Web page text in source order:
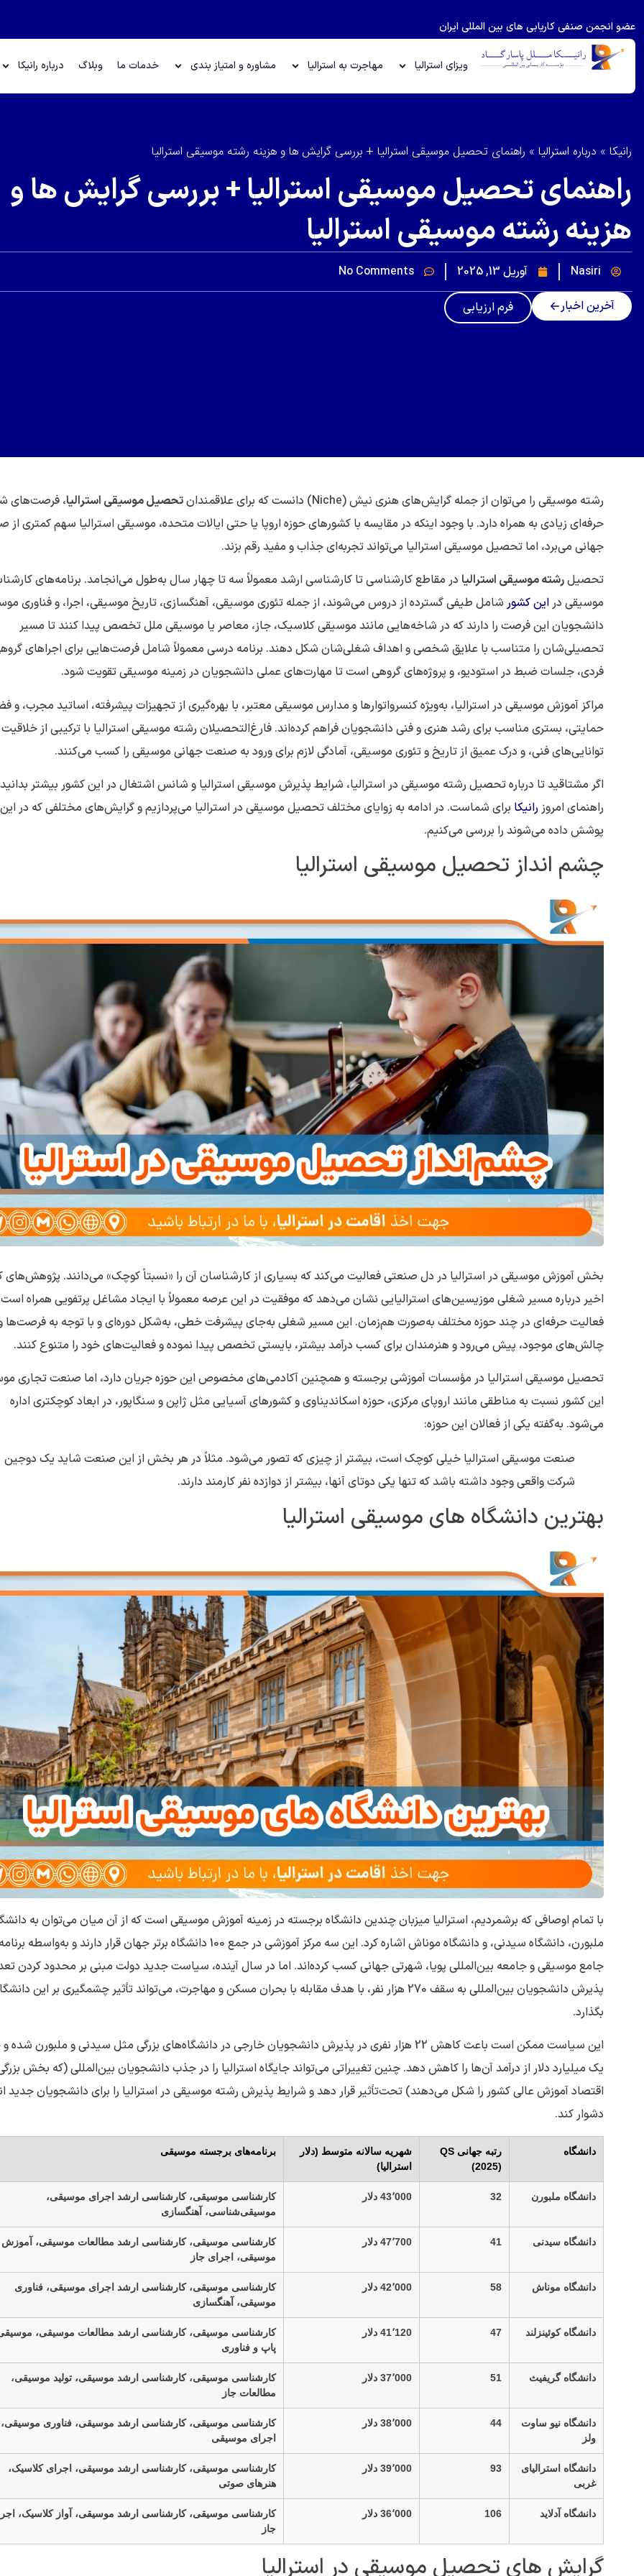
عضو انجمن صنفی کاریابی های بین المللی ایران
ویزای استرالیا مهاجرت به استرالیا مشاوره و امتیاز بندی خدمات ما وبلاگ درباره رانیکا
رانیکا » درباره استرالیا » راهنمای تحصیل موسیقی استرالیا + بررسی گرایش ها و هزینه رشته موسیقی استرالیا
راهنمای تحصیل موسیقی استرالیا + بررسی گرایش ها و
هزینه رشته موسیقی استرالیا
Nasiri آوریل 13, 2025
No Comments
آخرین اخبار
فرم ارزیابی
رشته موسیقی را می‌توان از جمله گرایش‌های هنری نیش (Niche) دانست که برای علاقمندان تحصیل موسیقی استرالیا، فرصت‌های
حرفه‌ای زیادی به همراه دارد. با وجود اینکه در مقایسه با کشورهای حوزه اروپا یا حتی ایالات متحده، موسیقی استرالیا سهم کمتری از
جهانی می‌برد، اما تحصیل موسیقی استرالیا می‌تواند تجربه‌ای جذاب و مفید رقم بزند.
تحصیلرشته موسیقی استرالیا در مقاطع کارشناسی تا کارشناسی ارشد معمولاً سه تا چهار سال به‌طول می‌انجامد. برنامه‌های
موسیقی دراین کشور شامل طیفی گسترده از دروس می‌شوند، از جمله تئوری موسیقی، آهنگسازی، تاریخ موسیقی، اجرا، و فناوری
دانشجویان این فرصت را دارند که در شاخه‌هایی مانند موسیقی کلاسیک، جاز، معاصر یا موسیقی ملل تخصص پیدا کنند تا مسیر
تحصیلی‌شان را متناسب با علایق شخصی و اهداف شغلی‌شان شکل دهند. برنامه درسی معمولاً شامل فرصت‌هایی برای اجراهای
فردی، جلسات ضبط در استودیو، و پروژه‌های گروهی است تا مهارت‌های عملی دانشجویان در زمینه موسیقی تقویت شود.
مراکز آموزش موسیقی در استرالیا، به‌ویژه کنسرواتوارها و مدارس موسیقی معتبر، با بهره‌گیری از تجهیزات پیشرفته، اساتید مجرب، و
حمایتی، بستری مناسب برای رشد هنری و فنی دانشجویان فراهم کرده‌اند. فارغ‌التحصیلان رشته موسیقی استرالیا با ترکیبی از
توانایی‌های فنی، و درک عمیق از تاریخ و تئوری موسیقی، آمادگی لازم برای ورود به صنعت جهانی موسیقی را کسب می‌کنند.
اگر مشتاقید تا درباره تحصیل رشته موسیقی در استرالیا، شرایط پذیرش موسیقی استرالیا و شانس اشتغال در این کشور بیشتر
راهنمای امروزرانیکا برای شماست. در ادامه به زوایای مختلف تحصیل موسیقی در استرالیا می‌پردازیم و گرایش‌های مختلفی که در
پوشش داده می‌شوند را بررسی می‌کنیم.
‌چشم انداز تحصیل موسیقی استرالیا
بخش آموزش موسیقی در استرالیا در دل صنعتی فعالیت می‌کند که بسیاری از کارشناسان آن را «نسبتاً کوچک» می‌دانند. پژوهش‌های
اخیر درباره مسیر شغلی موزیسین‌های استرالیایی نشان می‌دهد که موفقیت در این عرصه معمولاً با ایجاد مشاغل پرتفویی همراه
فعالیت حرفه‌ای در چند حوزه مختلف به‌صورت هم‌زمان. این مسیر شغلی به‌جای پیشرفت خطی، به‌شکل دوره‌ای و با توجه به فرصت‌ها
چالش‌های موجود، پیش می‌رود و هنرمندان برای کسب درآمد بیشتر، بایستی تخصص پیدا نموده و فعالیت‌های خود را متنوع کنند.
تحصیل موسیقی استرالیا در مؤسسات آموزشی برجسته و همچنین آکادمی‌های مخصوص این حوزه جریان دارد، اما صنعت تجاری
این کشور نسبت به مناطقی مانند اروپای مرکزی، حوزه اسکاندیناوی و کشورهای آسیایی مثل ژاپن و سنگاپور، در ابعاد کوچکتری اداره
می‌شود. به‌گفته یکی از فعالان این حوزه:
صنعت موسیقی استرالیا خیلی کوچک است، بیشتر از چیزی که تصور می‌شود. مثلاً در هر بخش از این صنعت شاید یک دوجین
شرکت واقعی وجود داشته باشد که تنها یکی دوتای آنها، بیشتر از دوازده نفر کارمند دارند.
بهترین دانشگاه های موسیقی استرالیا‌
با تمام اوصافی که برشمردیم، استرالیا میزبان چندین دانشگاه برجسته در زمینه آموزش موسیقی است که از آن میان می‌توان به
ملبورن، دانشگاه سیدنی، و دانشگاه موناش اشاره کرد. این سه مرکز آموزشی در جمع 100 دانشگاه برتر جهان قرار دارند و
جامع موسیقی و جامعه بین‌المللی پویا، شهرتی جهانی کسب کرده‌اند. اما در سال آینده، سیاست جدید دولت مبنی بر محدود کردن
پذیرش دانشجویان بین‌المللی به سقف 270 هزار نفر، با هدف مقابله با بحران مسکن و مهاجرت، می‌تواند تأثیر چشمگیری بر این
بگذارد.
این سیاست ممکن است باعث کاهش 22 هزار نفری در پذیرش دانشجویان خارجی در دانشگاه‌های بزرگی مثل سیدنی و ملبورن
یک میلیارد دلار از درآمد آن‌ها را کاهش دهد. چنین تغییراتی می‌تواند جایگاه استرالیا را در جذب دانشجویان بین‌المللی (که بخش
اقتصاد آموزش عالی کشور را شکل می‌دهند) تحت‌تأثیر قرار دهد و شرایط پذیرش رشته موسیقی در استرالیا را برای دانشجویان جدید
دشوار کند.
دانشگاه
رتبه جهانی QS
(2025)
شهریه سالانه متوسط (دلار
استرالیا)
برنامه‌های برجسته موسیقی
دانشگاه ملبورن 32 43٬000 دلار
کارشناسی موسیقی، کارشناسی ارشد اجرای موسیقی،
موسیقی‌شناسی، آهنگسازی
دانشگاه سیدنی 41 47٬700 دلار
کارشناسی موسیقی، کارشناسی ارشد مطالعات موسیقی، آموزش
موسیقی، اجرای جاز
دانشگاه موناش 58 42٬000 دلار
کارشناسی موسیقی، کارشناسی ارشد اجرای موسیقی، فناوری
موسیقی، آهنگسازی
دانشگاه کوئینزلند 47 41٬120 دلار
کارشناسی موسیقی، کارشناسی ارشد مطالعات موسیقی،
پاپ و فناوری
دانشگاه گریفیث 51 37٬000 دلار
کارشناسی موسیقی، کارشناسی ارشد موسیقی، تولید موسیقی،
مطالعات جاز
دانشگاه نیو ساوت
ولز
44 38٬000 دلار
کارشناسی موسیقی، کارشناسی ارشد موسیقی، فناوری موسیقی،
اجرای موسیقی
دانشگاه استرالیای
غربی
93 39٬000 دلار
کارشناسی موسیقی، کارشناسی ارشد موسیقی، اجرای کلاسیک،
هنرهای صوتی
دانشگاه آدلاید 106 36٬000 دلار
کارشناسی موسیقی، کارشناسی ارشد موسیقی، آواز کلاسیک،
جاز
گرایش های تحصیل موسیقی در استرالیا